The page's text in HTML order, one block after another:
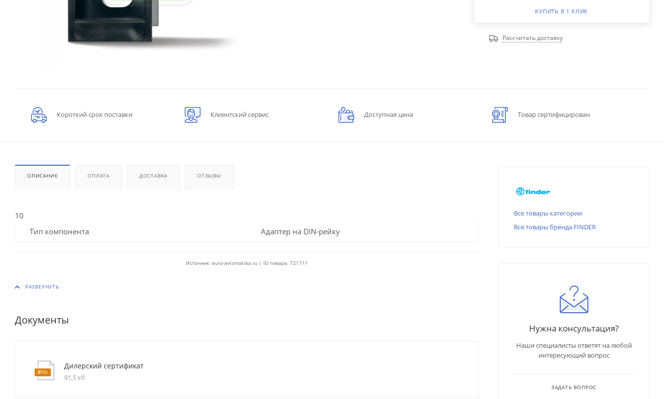
КУПИТЬ В 1 КЛИК
Рассчитать доставку
Короткий срок поставки Клиентский сервис Доступная цена Товар сертифицирован
ОПИСАНИЕ ОПЛАТА ДОСТАВКА ОТЗЫВЫ
10
Тип компонента
Адаптер на DIN-рейку
Источник: euro-avtomatika.ru | ID товара: 721711
Документы
Дилерский сертификат
81,5 кб
Все товары категории
Все товары бренда FINDER
Нужна консультация?
Наши специалисты ответят на любой
интересующий вопрос
ЗАДАТЬ ВОПРОС